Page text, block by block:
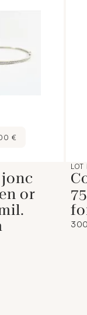
€
or
LOT